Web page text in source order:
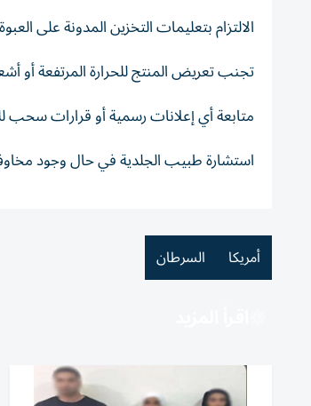
الالتزام بتعليمات التخزين المدونة على
تجنب تعريض المنتج للحرارة المرتفعة أو
متابعة أي إعلانات رسمية أو قرارات سحب
استشارة طبيب الجلدية في حال وجود
أمريكا السرطان